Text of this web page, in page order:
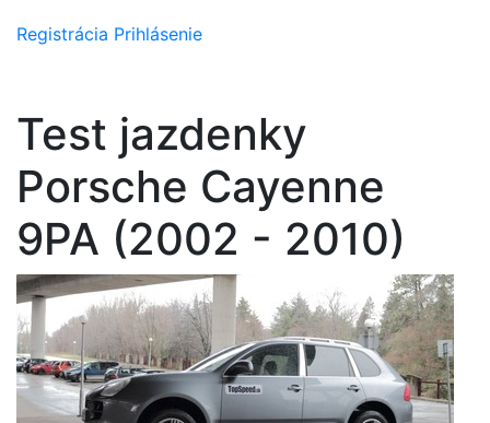
Registrácia Prihlásenie
Test jazdenky
Porsche Cayenne
9PA (2002 - 2010)